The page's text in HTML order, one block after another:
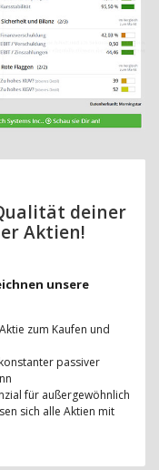
deiner
Aktien!
unsere
zum Kaufen und
passiver
für außergewöhnlich
sich alle Aktien mit